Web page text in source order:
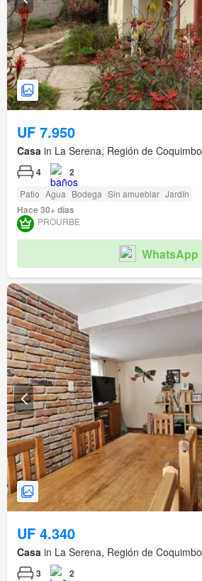
UF 7.950
Casa in La Serena, Región de Coquimbo
4 2
Patio Agua Bodega Sin amueblar Jardín
Hace 30+ días
PROURBE
WhatsApp
UF 4.340
Casa in La Serena, Región de Coquimbo
3 2